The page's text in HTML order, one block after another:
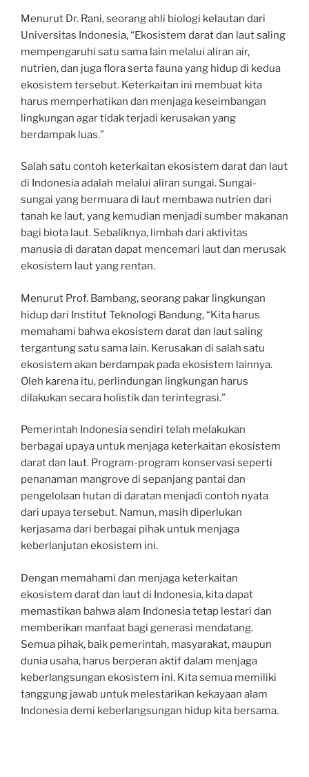
Menurut Dr. Rani, seorang ahli biologi kelautan dari
Universitas Indonesia, “Ekosistem darat dan laut saling
mempengaruhi satu sama lain melalui aliran air,
nutrien, dan juga flora serta fauna yang hidup di kedua
ekosistem tersebut. Keterkaitan ini membuat kita
harus memperhatikan dan menjaga keseimbangan
lingkungan agar tidak terjadi kerusakan yang
berdampak luas.”
Salah satu contoh keterkaitan ekosistem darat dan laut
di Indonesia adalah melalui aliran sungai. Sungai-
sungai yang bermuara di laut membawa nutrien dari
tanah ke laut, yang kemudian menjadi sumber makanan
bagi biota laut. Sebaliknya, limbah dari aktivitas
manusia di daratan dapat mencemari laut dan merusak
ekosistem laut yang rentan.
Menurut Prof. Bambang, seorang pakar lingkungan
hidup dari Institut Teknologi Bandung, “Kita harus
memahami bahwa ekosistem darat dan laut saling
tergantung satu sama lain. Kerusakan di salah satu
ekosistem akan berdampak pada ekosistem lainnya.
Oleh karena itu, perlindungan lingkungan harus
dilakukan secara holistik dan terintegrasi.”
Pemerintah Indonesia sendiri telah melakukan
berbagai upaya untuk menjaga keterkaitan ekosistem
darat dan laut. Program-program konservasi seperti
penanaman mangrove di sepanjang pantai dan
pengelolaan hutan di daratan menjadi contoh nyata
dari upaya tersebut. Namun, masih diperlukan
kerjasama dari berbagai pihak untuk menjaga
keberlanjutan ekosistem ini.
Dengan memahami dan menjaga keterkaitan
ekosistem darat dan laut di Indonesia, kita dapat
memastikan bahwa alam Indonesia tetap lestari dan
memberikan manfaat bagi generasi mendatang.
Semua pihak, baik pemerintah, masyarakat, maupun
dunia usaha, harus berperan aktif dalam menjaga
keberlangsungan ekosistem ini. Kita semua memiliki
tanggung jawab untuk melestarikan kekayaan alam
Indonesia demi keberlangsungan hidup kita bersama.